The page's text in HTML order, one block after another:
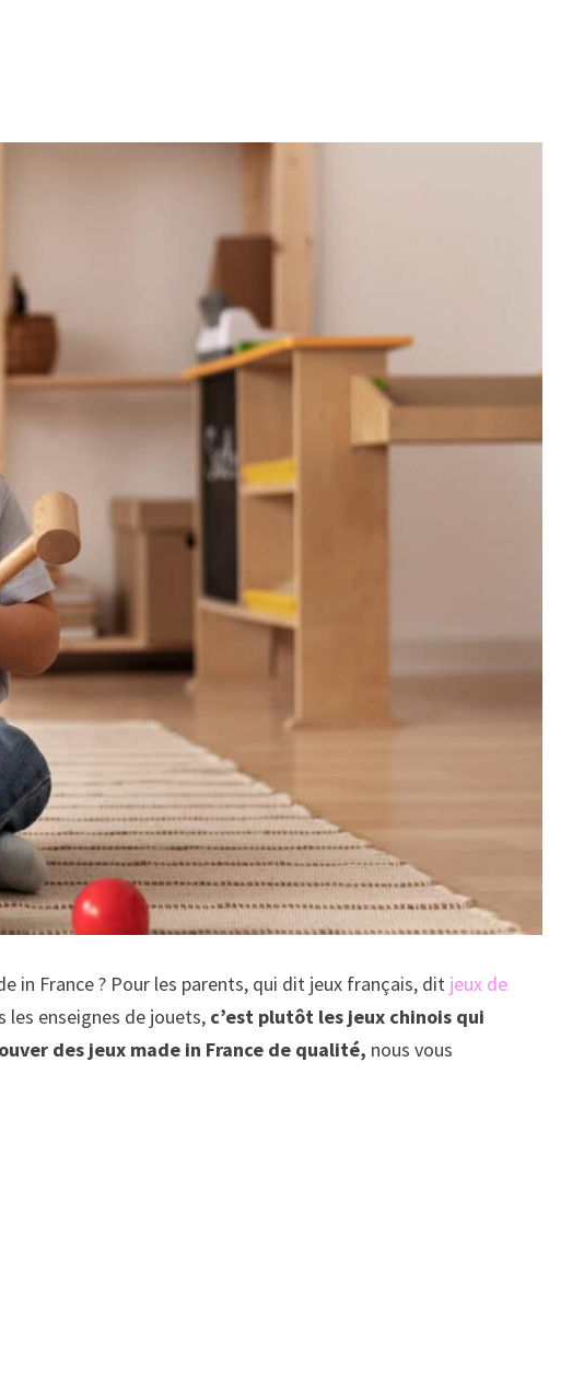
in France ? Pour les parents, qui dit jeux français, dit jeux de
les enseignes de jouets, c’est plutôt les jeux chinois qui
des jeux made in France de qualité, nous vous